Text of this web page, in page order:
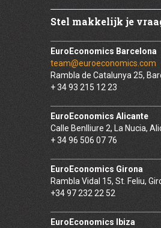
Stel makkelijk je
EuroEconomics Barcelona
team@euroeconomics.com
Rambla de Catalunya 25,
+ 34 93 215 12 23
EuroEconomics Alicante
Calle Benlliure 2, La Nucia,
+ 34 96 506 07 76
EuroEconomics Girona
Rambla Vidal 15, St. Feliu,
+34 97 232 22 52
EuroEconomics Ibiza